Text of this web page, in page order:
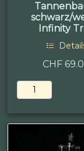
schwarz/
Infinity
CHF